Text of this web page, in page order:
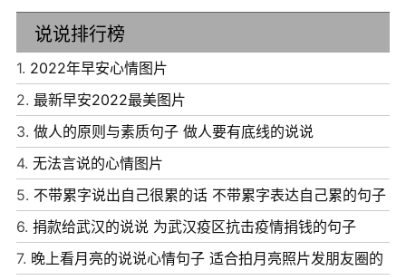
说说排行榜
1. 2022年早安心情图片
2. 最新早安2022最美图片
3. 做人的原则与素质句子 做人要有底线的说说
4. 无法言说的心情图片
5. 不带累字说出自己很累的话 不带累字表达自己累的句子
6. 捐款给武汉的说说 为武汉疫区抗击疫情捐钱的句子
7. 晚上看月亮的说说心情句子 适合拍月亮照片发朋友圈的